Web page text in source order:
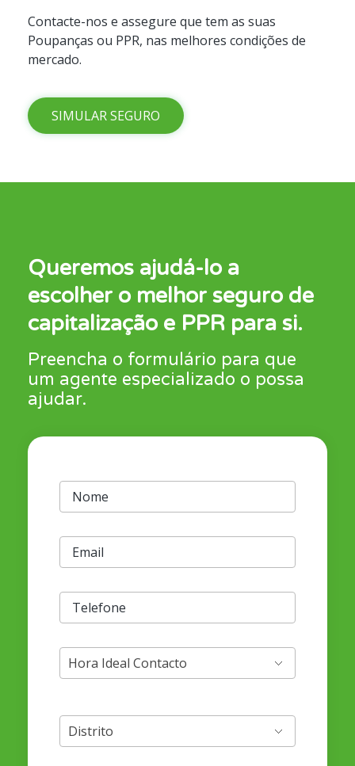
Contacte-nos e assegure que tem as suas
Poupanças ou PPR, nas melhores condições de
mercado.
SIMULAR SEGURO
Queremos ajudá-lo a
escolher o melhor seguro de
capitalização e PPR para si.
Preencha o formulário para que
um agente especializado o possa
ajudar.